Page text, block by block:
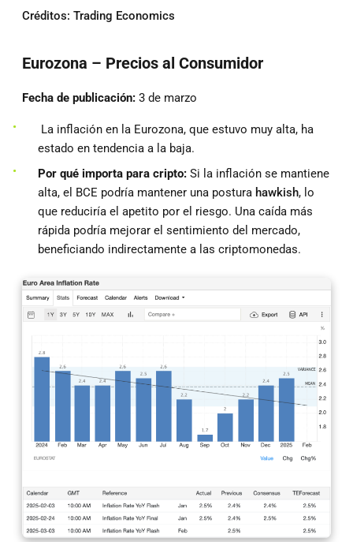
Créditos: Trading Economics
Eurozona – Precios al Consumidor
Fecha de publicación: 3 de marzo
La inflación en la Eurozona, que estuvo muy alta, ha
estado en tendencia a la baja.
Por qué importa para cripto: Si la inflación se mantiene
alta, el BCE podría mantener una postura hawkish, lo
que reduciría el apetito por el riesgo. Una caída más
rápida podría mejorar el sentimiento del mercado,
beneficiando indirectamente a las criptomonedas.